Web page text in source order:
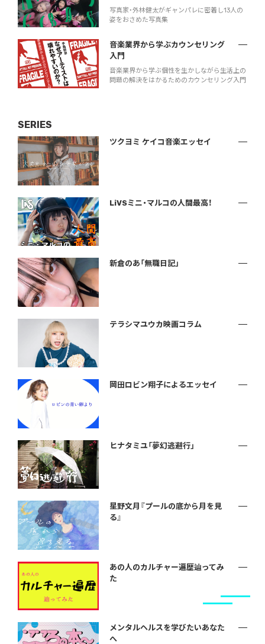
写真家・外林健太がギャンパレに密着し13人の
姿をおさめた写真集
音楽業界から学ぶカウンセリング
入門
音楽業界から学ぶ個性を生かしながら生活上の
問題の解決をはかるためのカウンセリング入門
SERIES
ツクヨミ ケイコ音楽エッセイ
LiVSミニ・マルコの人間最高！
新倉のあ「無職日記」
テラシマユウカ映画コラム
岡田ロビン翔子によるエッセイ
ヒナタミユ「夢幻逃避行」
星野文月『プールの底から月を見
る』
あの人のカルチャー遍歴辿ってみ
た
メンタルヘルスを学びたいあなた
へ